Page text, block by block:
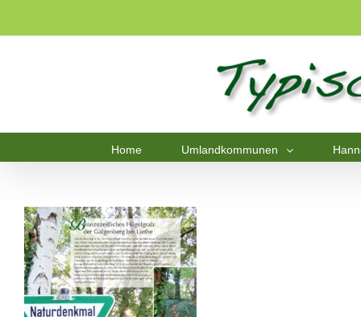
Home Umlandkommunen